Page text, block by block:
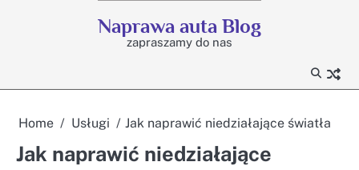
Naprawa auta Blog
zapraszamy do nas
Home Usługi Jak naprawić niedziałające światła
Jak naprawić niedziałające